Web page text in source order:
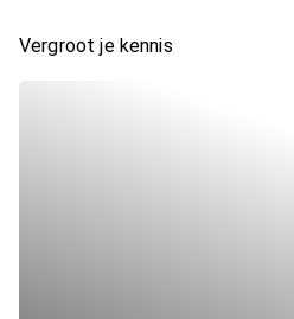
Vergroot je kennis